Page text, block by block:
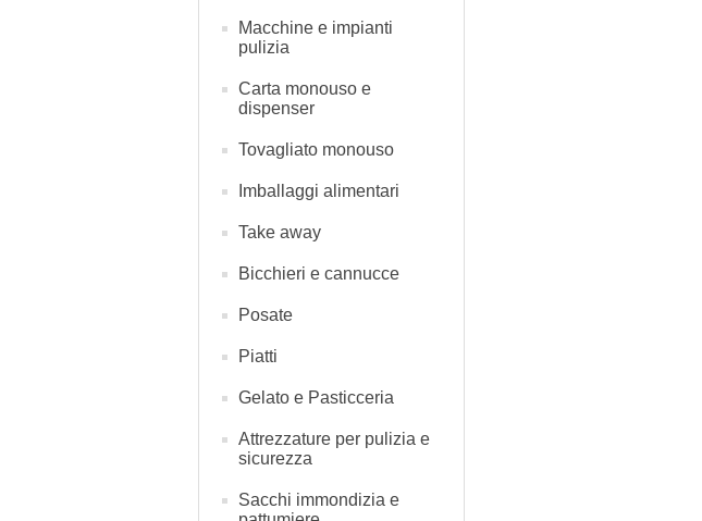
Macchine e impianti
pulizia
Carta monouso e
dispenser
Tovagliato monouso
Imballaggi alimentari
Take away
Bicchieri e cannucce
Posate
Piatti
Gelato e Pasticceria
Attrezzature per pulizia e
sicurezza
Sacchi immondizia e